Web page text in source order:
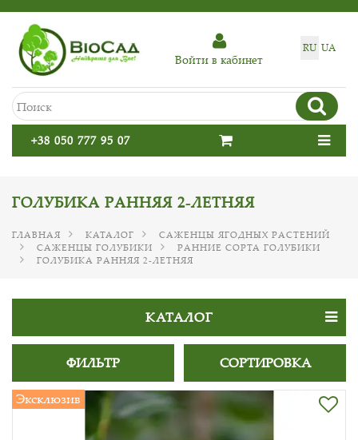
RU UA
Войти в кабинет
+38 050 777 95 07
ГОЛУБИКА РАННЯЯ 2-ЛЕТНЯЯ
ГЛАВНАЯ КАТАЛОГ
САЖЕНЦЫ ЯГОДНЫХ РАСТЕНИЙ
САЖЕНЦЫ ГОЛУБИКИ
РАННИЕ СОРТА ГОЛУБИКИ
ГОЛУБИКА РАННЯЯ 2-ЛЕТНЯЯ
КАТАЛОГ
ФИЛЬТР СОРТИРОВКА
Эксклюзив